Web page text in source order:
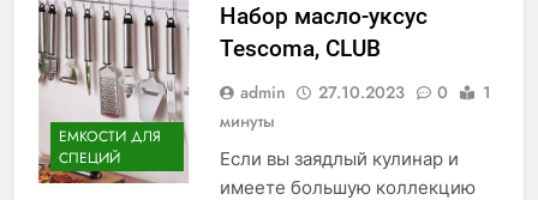
ЕМКОСТИ ДЛЯ
СПЕЦИЙ
Набор масло-уксус
Tescoma, CLUB
admin 27.10.2023 0
1
минуты
Если вы заядлый кулинар и
имеете большую коллекцию